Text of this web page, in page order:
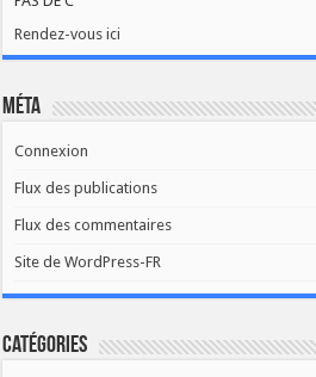
Rendez-vous ici
Méta
Connexion
Flux des publications
Flux des commentaires
Site de WordPress-FR
Catégories